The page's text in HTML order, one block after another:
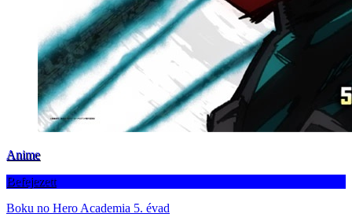
Anime
Befejezett
Boku no Hero Academia 5. évad